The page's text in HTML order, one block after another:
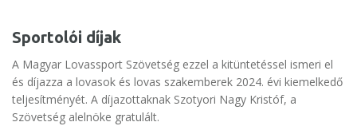
Sportolói díjak
A Magyar Lovassport Szövetség ezzel a kitüntetéssel ismeri el
és díjazza a lovasok és lovas szakemberek 2024. évi kiemelkedő
teljesítményét. A díjazottaknak Szotyori Nagy Kristóf, a
Szövetség alelnöke gratulált.